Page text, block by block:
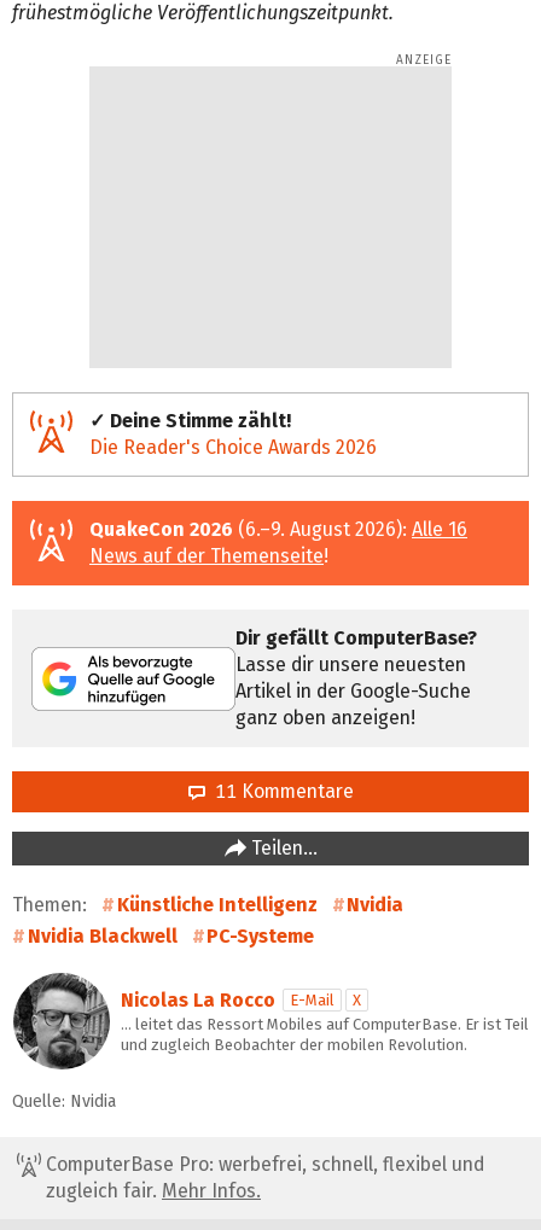
frühestmögliche Veröffentlichungszeitpunkt.
✓ Deine Stimme zählt!
Die Reader's Choice Awards 2026
QuakeCon 2026 (6.–9. August 2026): Alle 16
News auf der Themenseite!
Dir gefällt ComputerBase?
Lasse dir unsere neuesten
Artikel in der Google-Suche
ganz oben anzeigen!
11 Kommentare
Teilen…
Themen: Künstliche Intelligenz
Nvidia
Nvidia Blackwell
PC-Systeme
Nicolas La Rocco E-Mail
X
… leitet das Ressort Mobiles auf ComputerBase. Er ist Teil
und zugleich Beobachter der mobilen Revolution.
Quelle: Nvidia
ComputerBase Pro: werbefrei, schnell, flexibel und
zugleich fair. Mehr Infos.